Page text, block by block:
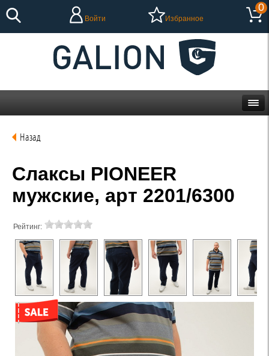
Войти Избранное
0
Назад
Слаксы PIONEER
мужские, арт 2201/6300
Рейтинг: